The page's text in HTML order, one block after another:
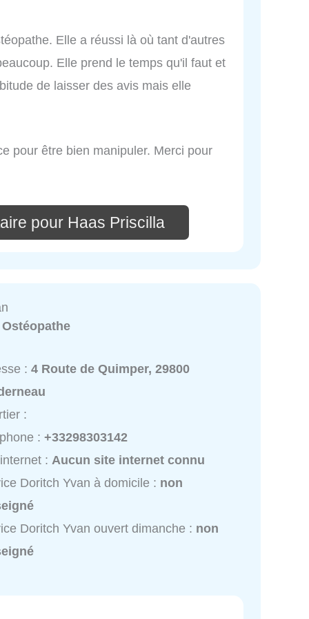
Elle a réussi là où tant d'autres
Elle prend le temps qu'il faut et
de laisser des avis mais elle
pour être bien manipuler. Merci pour
pour Haas Priscilla
Ostéopathe
:4 Route de Quimper, 29800
:
:+33298303142
: Aucun site internet connu
Doritch Yvan à domicile : non
Doritch Yvan ouvert dimanche : non